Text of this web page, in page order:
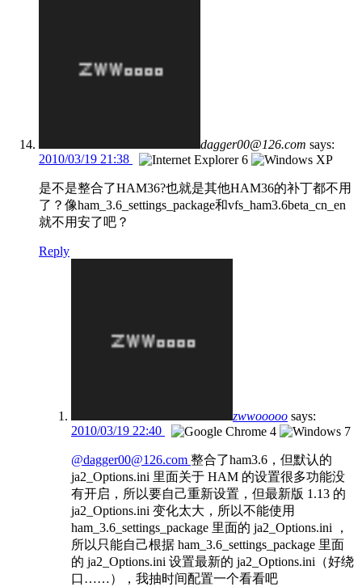
dagger00@126.com says:
2010/03/19 21:38
是不是整合了HAM36?也就是其他HAM36的补丁都不用
了？像ham_3.6_settings_package和vfs_ham3.6beta_cn_en
就不用安了吧？
Reply
zwwooooo says:
2010/03/19 22:40
@dagger00@126.com 整合了ham3.6，但默认的
ja2_Options.ini 里面关于 HAM 的设置很多功能没
有开启，所以要自己重新设置，但最新版 1.13 的
ja2_Options.ini 变化太大，所以不能使用
ham_3.6_settings_package 里面的 ja2_Options.ini ，
所以只能自己根据 ham_3.6_settings_package 里面
的 ja2_Options.ini 设置最新的 ja2_Options.ini（好绕
口……），我抽时间配置一个看看吧